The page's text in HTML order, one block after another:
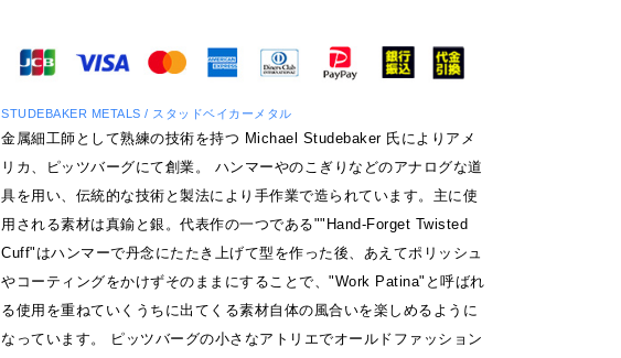
STUDEBAKER METALS / スタッドベイカーメタル
金属細工師として熟練の技術を持つ Michael Studebaker 氏によりアメ
リカ、ピッツバーグにて創業。 ハンマーやのこぎりなどのアナログな道
具を用い、伝統的な技術と製法により手作業で造られています。主に使
用される素材は真鍮と銀。代表作の一つである""Hand-Forget Twisted
Cuff"はハンマーで丹念にたたき上げて型を作った後、あえてポリッシュ
やコーティングをかけずそのままにすることで、"Work Patina"と呼ばれ
る使用を重ねていくうちに出てくる素材自体の風合いを楽しめるように
なっています。 ピッツバーグの小さなアトリエでオールドファッション